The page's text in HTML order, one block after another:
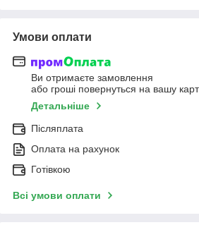
Умови оплати
Ви отримаєте замовлення
або гроші повернуться на вашу
Детальніше
Післяплата
Оплата на рахунок
Готівкою
Всі умови оплати